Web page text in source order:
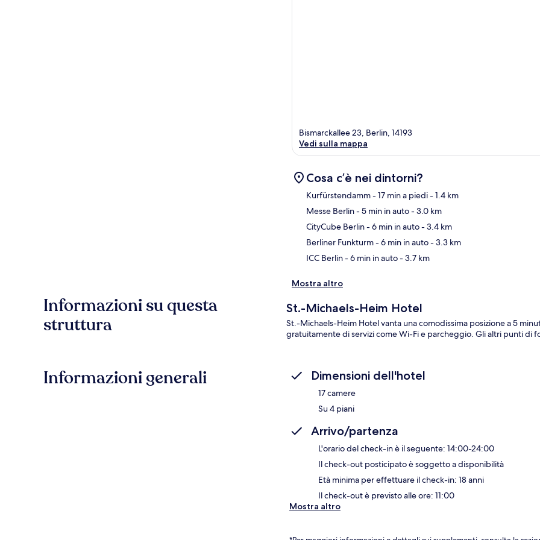
Bismarckallee 23, Berlin, 14193
Vedi sulla mappa
Cosa c’è nei dintorni?
Kurfürstendamm- 17 min a piedi- 1.4 km
Messe Berlin- 5 min in auto- 3.0 km
CityCube Berlin- 6 min in auto- 3.4 km
Berliner Funkturm- 6 min in auto- 3.3 km
ICC Berlin- 6 min in auto- 3.7 km
Mostra altro
Informazioni su questa
struttura
St.-Michaels-Heim Hotel
St.-Michaels-Heim Hotel vanta una comodissima posizione a 5
gratuitamente di servizi come Wi-Fi e parcheggio. Gli altri punti di
Informazioni generali Dimensioni dell'hotel
17 camere
Su 4 piani
Arrivo/partenza
L'orario del check-in è il seguente: 14:00-24:00
Il check-out posticipato è soggetto a disponibilità
Età minima per effettuare il check-in: 18 anni
Il check-out è previsto alle ore: 11:00
Mostra altro